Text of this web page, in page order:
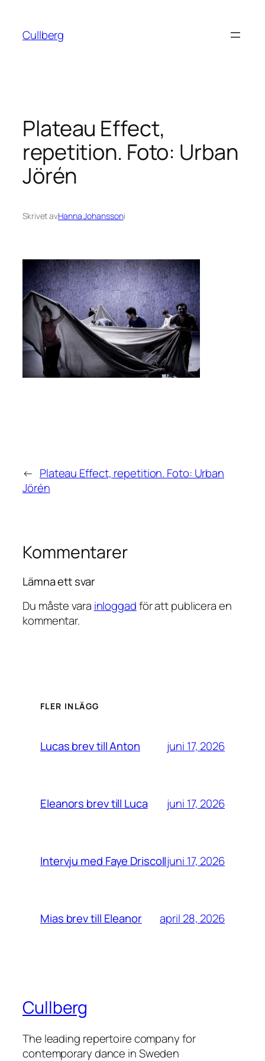
innehåll
Cullberg
Plateau Effect,
repetition. Foto: Urban
Jörén
Skrivet avHanna Johanssoni
← Plateau Effect, repetition. Foto: Urban
Jörén
Kommentarer
Lämna ett svar
Du måste vara inloggadför att publicera en
kommentar.
FLER INLÄGG
Lucas brev till Anton juni 17, 2026
Eleanors brev till Luca juni 17, 2026
Intervju med Faye Driscolljuni 17, 2026
Mias brev till Eleanor april 28, 2026
Cullberg
The leading repertoire company for
contemporary dance in Sweden